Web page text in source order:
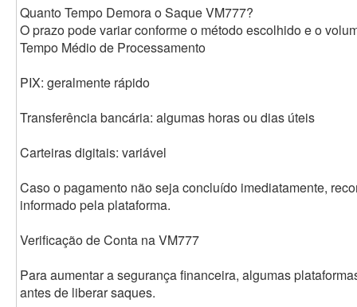
Quanto Tempo Demora o Saque VM777?
O prazo pode variar conforme o método escolhido e o
Tempo Médio de Processamento
PIX: geralmente rápido
Transferência bancária: algumas horas ou dias úteis
Carteiras digitais: variável
Caso o pagamento não seja concluído imediatamente,
informado pela plataforma.
Verificação de Conta na VM777
Para aumentar a segurança financeira, algumas
antes de liberar saques.